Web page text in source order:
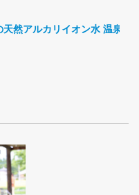
天然アルカリイオン水 温泉水